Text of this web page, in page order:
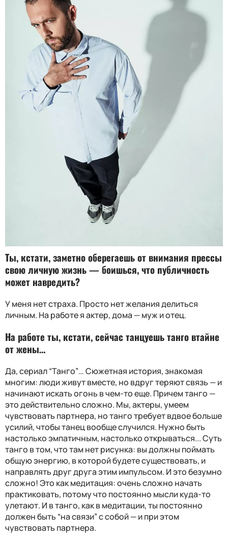
Ты, кстати, заметно оберегаешь от внимания прессы
свою личную жизнь — боишься, что публичность
может навредить?
У меня нет страха. Просто нет желания делиться
личным. На работе я актер, дома — муж и отец.
На работе ты, кстати, сейчас танцуешь танго втайне
от жены…
Да, сериал “Танго”… Сюжетная история, знакомая
многим: люди живут вместе, но вдруг теряют связь — и
начинают искать огонь в чем-то еще. Причем танго —
это действительно сложно. Мы, актеры, умеем
чувствовать партнера, но танго требует вдвое больше
усилий, чтобы танец вообще случился. Нужно быть
настолько эмпатичным, настолько открываться... Суть
танго в том, что там нет рисунка: вы должны поймать
общую энергию, в которой будете существовать, и
направлять друг друга этим импульсом. И это безумно
сложно! Это как медитация: очень сложно начать
практиковать, потому что постоянно мысли куда-то
улетают. И в танго, как в медитации, ты постоянно
должен быть “на связи” с собой — и при этом
чувствовать партнера.